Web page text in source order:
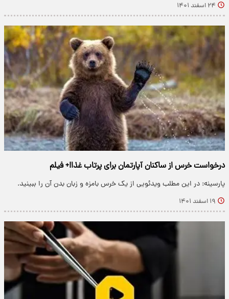
۲۴ اسفند ۱۴۰۱
درخواست خرس از ساکنان آپارتمان برای پرتاب غذا!+ فیلم
پارسینه: در این مطلب ویدئویی از یک خرس بامزه و زبان بدن آن را ببینید.
۱۹ اسفند ۱۴۰۱